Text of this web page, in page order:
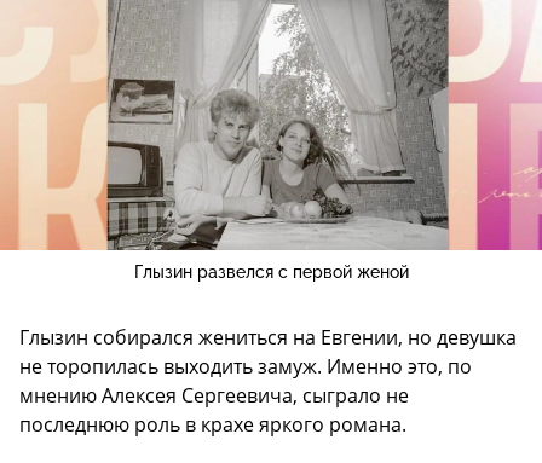
Глызин развелся с первой женой
Глызин собирался жениться на Евгении, но девушка
не торопилась выходить замуж. Именно это, по
мнению Алексея Сергеевича, сыграло не
последнюю роль в крахе яркого романа.